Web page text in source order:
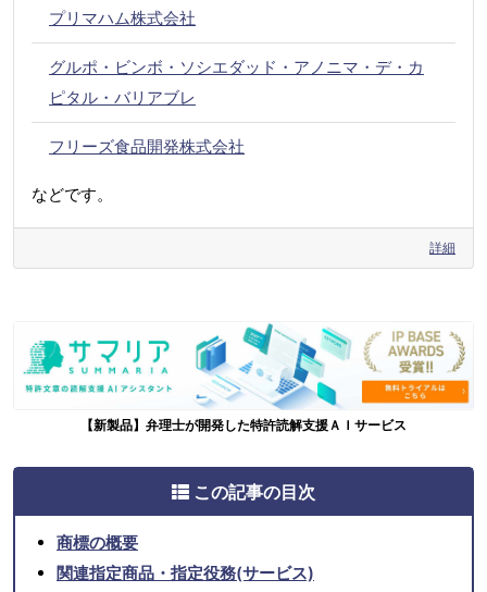
プリマハム株式会社
グルポ・ビンボ・ソシエダッド・アノニマ・デ・カ
ピタル・バリアブレ
フリーズ食品開発株式会社
などです。
詳細
【新製品】弁理士が開発した特許読解支援ＡＩサービス
この記事の目次
商標の概要
関連指定商品・指定役務(サービス)